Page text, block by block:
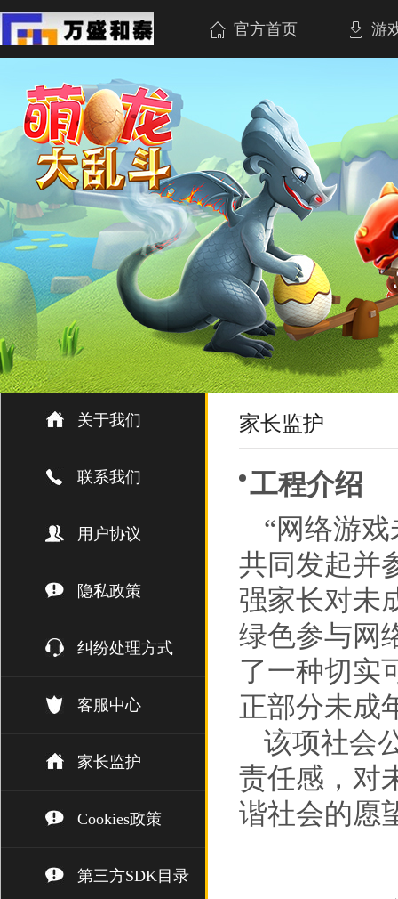
官方首页 游
关于我们
联系我们
用户协议
隐私政策
纠纷处理方式
客服中心
家长监护
Cookies政策
第三方SDK目录
家长监护
工程介绍
“网络游
共同发起并
强家长对未
绿色参与网
了一种切实
正部分未成
该项社会
责任感，对
谐社会的愿